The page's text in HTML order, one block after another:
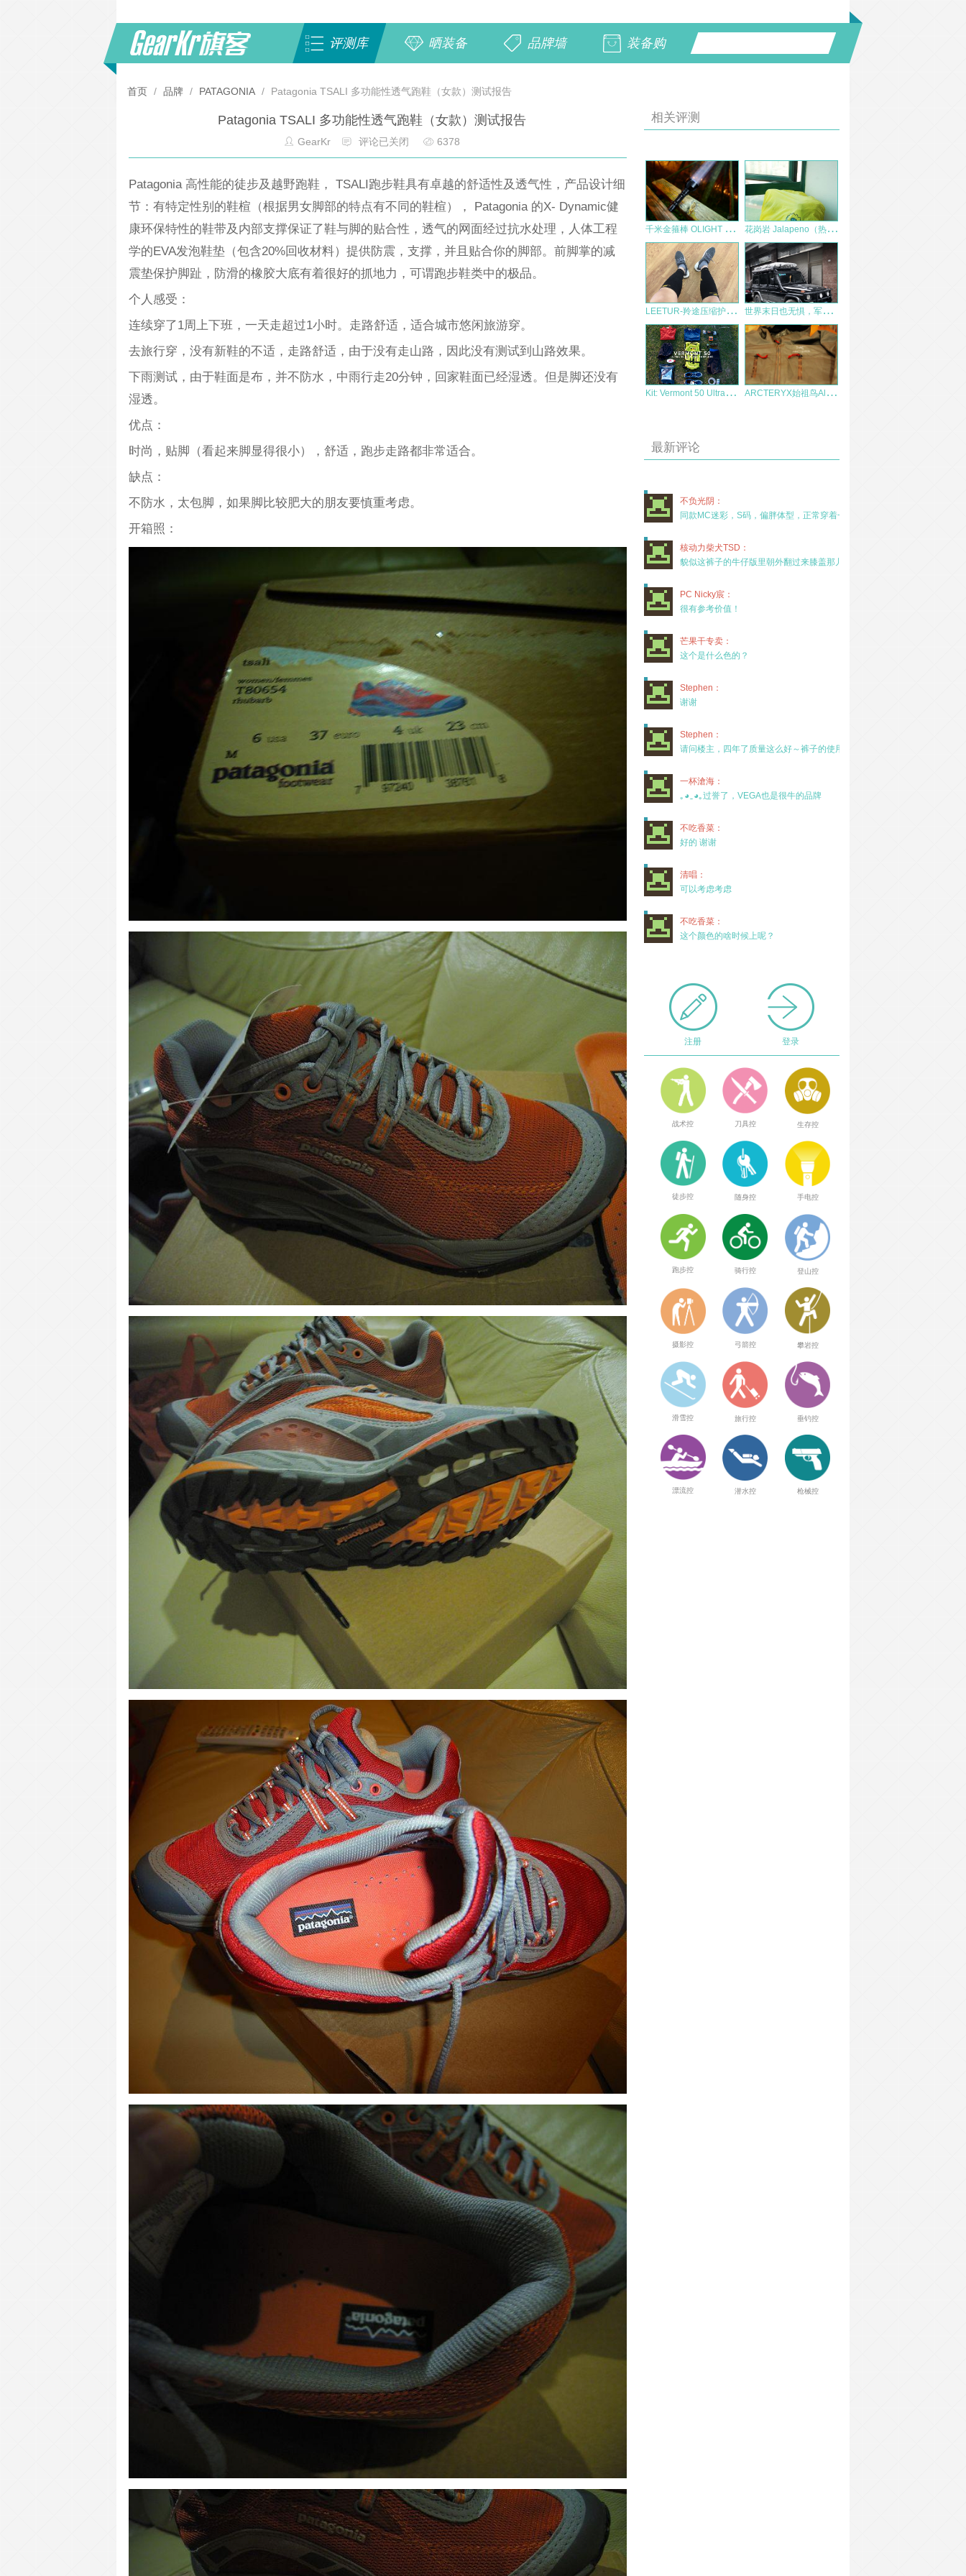
评测库 晒装备 品牌墙 装备购
首页 / 品牌 / PATAGONIA / Patagonia TSALI 多功能性透气跑鞋（女款）测试报告
Patagonia TSALI 多功能性透气跑鞋（女款）测试报告
GearKr 评论已关闭 6378
Patagonia 高性能的徒步及越野跑鞋， TSALI跑步鞋具有卓越的舒适性及透气性，产品设计细
节：有特定性别的鞋楦（根据男女脚部的特点有不同的鞋楦）， Patagonia 的X- Dynamic健
康环保特性的鞋带及内部支撑保证了鞋与脚的贴合性，透气的网面经过抗水处理，人体工程
学的EVA发泡鞋垫（包含20%回收材料）提供防震，支撑，并且贴合你的脚部。前脚掌的减
震垫保护脚趾，防滑的橡胶大底有着很好的抓地力，可谓跑步鞋类中的极品。
个人感受：
连续穿了1周上下班，一天走超过1小时。走路舒适，适合城市悠闲旅游穿。
去旅行穿，没有新鞋的不适，走路舒适，由于没有走山路，因此没有测试到山路效果。
下雨测试，由于鞋面是布，并不防水，中雨行走20分钟，回家鞋面已经湿透。但是脚还没有
湿透。
优点：
时尚，贴脚（看起来脚显得很小），舒适，跑步走路都非常适合。
缺点：
不防水，太包脚，如果脚比较肥大的朋友要慎重考虑。
开箱照：
相关评测
千
米金箍棒 OLIGHT WARRIOR武士X Turbo评测 超级远射桶评测 花
岗岩 Jalapeno（热辣）背包(35L)体验报告
L
EETUR-羚途压缩护小腿袜子测评 世
界末日也无惧，军版奔驰G300P
K
it: Vermont 50 Ultramarathon 越野跑装备选购 A
RCTERYX始祖鸟Alpha LT 轻量化冲锋衣简测
最新评论
不负光阴：
同款MC迷彩，S码，偏胖体型，正常穿着一年半，没
核动力柴犬TSD：
貌似这裤子的牛仔版里朝外翻过来膝盖那儿有放护膝的
PC Nicky宸：
很有参考价值！
芒果干专卖：
这个是什么色的？
Stephen：
谢谢
Stephen：
请问楼主，四年了质量这么好～裤子的使用率高吗？
一杯滄海：
｡◕‿◕｡过誉了，VEGA也是很牛的品牌
不吃香菜：
好的 谢谢
清唱：
可以考虑考虑
不吃香菜：
这个颜色的啥时候上呢？
注册 登录
战术控 刀具控 生存控
徒步控 随身控 手电控
跑步控 骑行控 登山控
摄影控 弓箭控 攀岩控
滑雪控 旅行控 垂钓控
漂流控 潜水控 枪械控